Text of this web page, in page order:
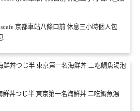
京都車站八條口前 休息三小時個人包
鮮丼つじ半 東京第一名海鮮丼 二吃鯛魚湯